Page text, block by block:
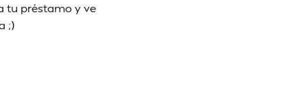
tu préstamo y ve
;)